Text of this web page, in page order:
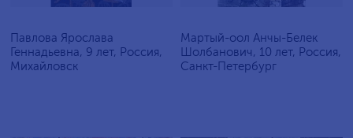
Павлова Ярослава
Геннадьевна, 9 лет, Россия,
Михайловск
Мартый-оол Анчы-Белек
Шолбанович, 10 лет, Россия,
Санкт-Петербург